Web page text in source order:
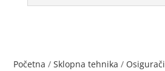
Početna /Sklopna tehnika / Osigurači